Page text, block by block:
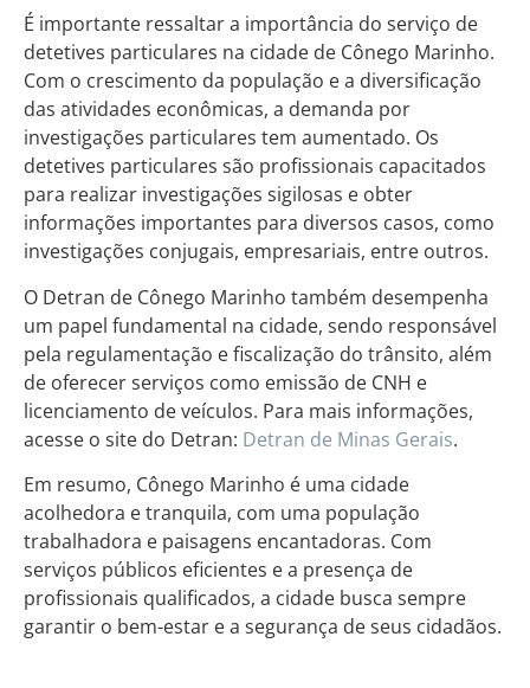
É importante ressaltar a importância do serviço de
detetives particulares na cidade de Cônego Marinho.
Com o crescimento da população e a diversificação
das atividades econômicas, a demanda por
investigações particulares tem aumentado. Os
detetives particulares são profissionais capacitados
para realizar investigações sigilosas e obter
informações importantes para diversos casos, como
investigações conjugais, empresariais, entre outros.
O Detran de Cônego Marinho também desempenha
um papel fundamental na cidade, sendo responsável
pela regulamentação e fiscalização do trânsito, além
de oferecer serviços como emissão de CNH e
licenciamento de veículos. Para mais informações,
acesse o site do Detran: Detran de Minas Gerais.
Em resumo, Cônego Marinho é uma cidade
acolhedora e tranquila, com uma população
trabalhadora e paisagens encantadoras. Com
serviços públicos eficientes e a presença de
profissionais qualificados, a cidade busca sempre
garantir o bem-estar e a segurança de seus cidadãos.